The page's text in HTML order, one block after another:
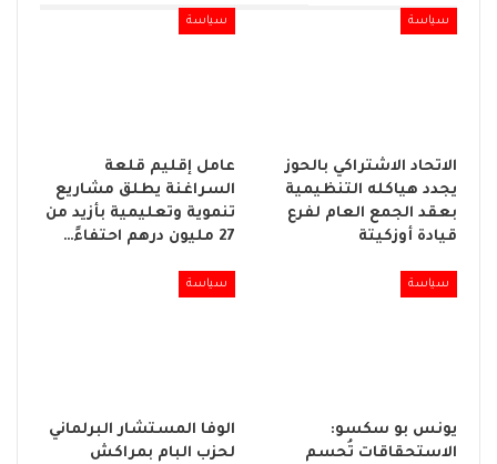
سياسة
الاتحاد الاشتراكي بالحوز
يجدد هياكله التنظيمية
بعقد الجمع العام لفرع
قيادة أوزكيتة
سياسة
عامل إقليم قلعة
السراغنة يطلق مشاريع
تنموية وتعليمية بأزيد من
27 مليون درهم احتفاءً…
سياسة
يونس بو سكسو:
الاستحقاقات تُحسم
سياسة
الوفا المستشار البرلماني
لحزب البام بمراكش